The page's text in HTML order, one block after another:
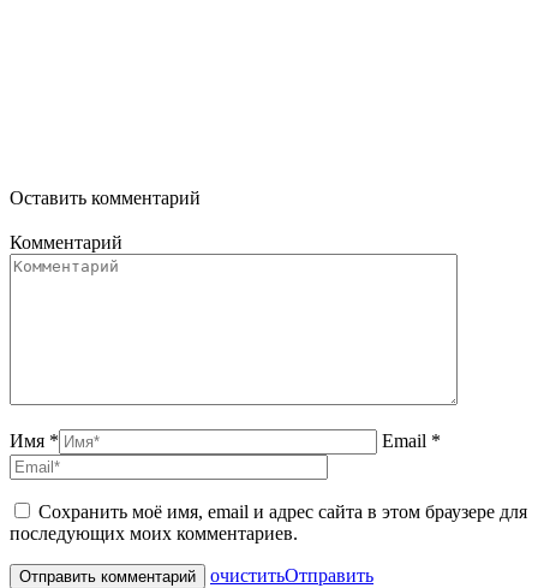
Оставить комментарий
Комментарий
Имя * Email *
Сохранить моё имя, email и адрес сайта в этом браузере для
последующих моих комментариев.
очиститьОтправить